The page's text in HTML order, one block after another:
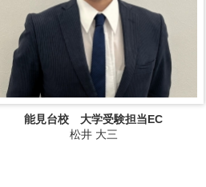
能見台校 大学受験担当EC
松井 大三